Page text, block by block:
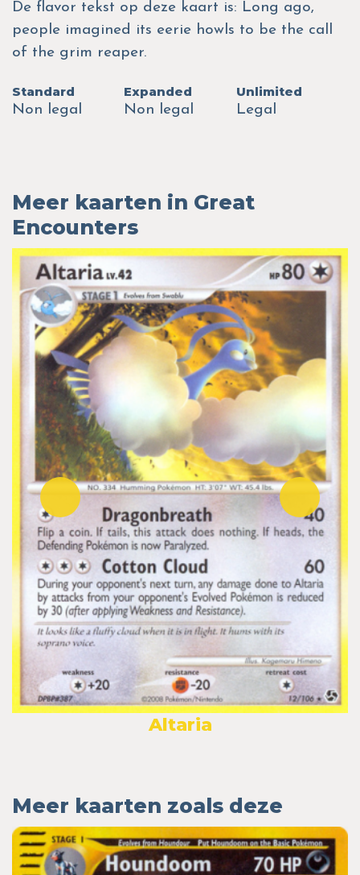
De flavor tekst op deze kaart is: Long ago,
people imagined its eerie howls to be the call
of the grim reaper.
Standard
Non legal
Expanded
Non legal
Unlimited
Legal
Meer kaarten in Great
Encounters
Altaria
Meer kaarten zoals deze